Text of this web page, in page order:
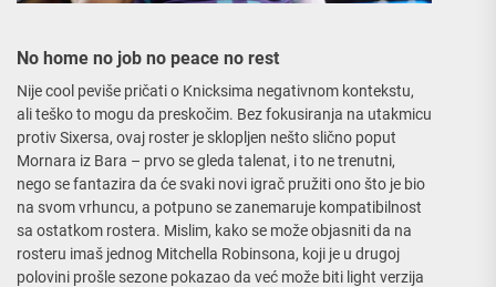
No home no job no peace no rest
Nije cool peviše pričati o Knicksima negativnom kontekstu,
ali teško to mogu da preskočim. Bez fokusiranja na utakmicu
protiv Sixersa, ovaj roster je sklopljen nešto slično poput
Mornara iz Bara – prvo se gleda talenat, i to ne trenutni,
nego se fantazira da će svaki novi igrač pružiti ono što je bio
na svom vrhuncu, a potpuno se zanemaruje kompatibilnost
sa ostatkom rostera. Mislim, kako se može objasniti da na
rosteru imaš jednog Mitchella Robinsona, koji je u drugoj
polovini prošle sezone pokazao da već može biti light verzija